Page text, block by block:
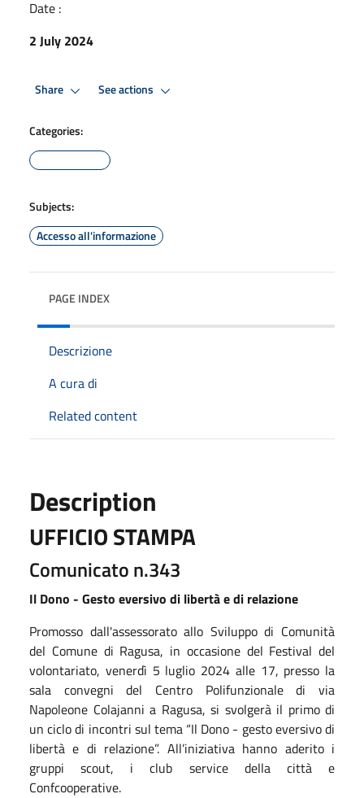
Date :
2 July 2024
Share See actions
Categories:
Subjects:
Accesso all'informazione
PAGE INDEX
Descrizione
A cura di
Related content
Description
UFFICIO STAMPA
Comunicato n.343
Il Dono - Gesto eversivo di libertà e di relazione
Promosso dall'assessorato allo Sviluppo di Comunità
del Comune di Ragusa, in occasione del Festival del
volontariato, venerdì 5 luglio 2024 alle 17, presso la
sala convegni del Centro Polifunzionale di via
Napoleone Colajanni a Ragusa, si svolgerà il primo di
un ciclo di incontri sul tema “Il Dono - gesto eversivo di
libertà e di relazione”. All’iniziativa hanno aderito i
gruppi scout, i club service della città e
Confcooperative.